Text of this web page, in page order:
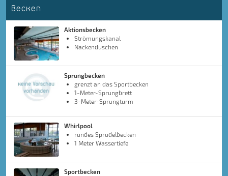
Becken
Aktionsbecken
Strömungskanal
Nackenduschen
Sprungbecken
grenzt an das Sportbecken
1-Meter-Sprungbrett
3-Meter-Sprungturm
Whirlpool
rundes Sprudelbecken
1 Meter Wassertiefe
Sportbecken